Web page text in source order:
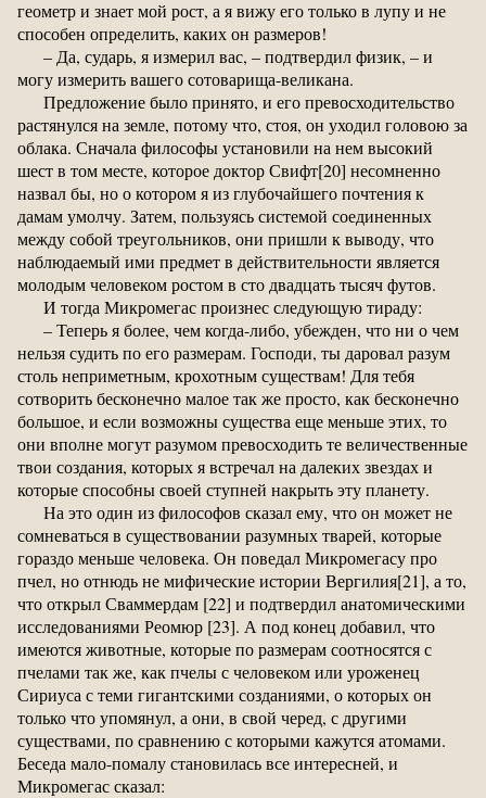
геометр и знает мой рост, а я вижу его только в лупу и не
способен определить, каких он размеров!
– Да, сударь, я измерил вас, – подтвердил физик, – и
могу измерить вашего сотоварища-великана.
Предложение было принято, и его превосходительство
растянулся на земле, потому что, стоя, он уходил головою за
облака. Сначала философы установили на нем высокий
шест в том месте, которое доктор Свифт[20] несомненно
назвал бы, но о котором я из глубочайшего почтения к
дамам умолчу. Затем, пользуясь системой соединенных
между собой треугольников, они пришли к выводу, что
наблюдаемый ими предмет в действительности является
молодым человеком ростом в сто двадцать тысяч футов.
И тогда Микромегас произнес следующую тираду:
– Теперь я более, чем когда-либо, убежден, что ни о чем
нельзя судить по его размерам. Господи, ты даровал разум
столь неприметным, крохотным существам! Для тебя
сотворить бесконечно малое так же просто, как бесконечно
большое, и если возможны существа еще меньше этих, то
они вполне могут разумом превосходить те величественные
твои создания, которых я встречал на далеких звездах и
которые способны своей ступней накрыть эту планету.
На это один из философов сказал ему, что он может не
сомневаться в существовании разумных тварей, которые
гораздо меньше человека. Он поведал Микромегасу про
пчел, но отнюдь не мифические истории Вергилия[21], а то,
что открыл Сваммердам [22] и подтвердил анатомическими
исследованиями Реомюр [23]. А под конец добавил, что
имеются животные, которые по размерам соотносятся с
пчелами так же, как пчелы с человеком или уроженец
Сириуса с теми гигантскими созданиями, о которых он
только что упомянул, а они, в свой черед, с другими
существами, по сравнению с которыми кажутся атомами.
Беседа мало-помалу становилась все интересней, и
Микромегас сказал: